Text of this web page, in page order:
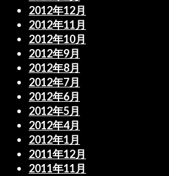
2012年12月
2012年11月
2012年10月
2012年9月
2012年8月
2012年7月
2012年6月
2012年5月
2012年4月
2012年1月
2011年12月
2011年11月